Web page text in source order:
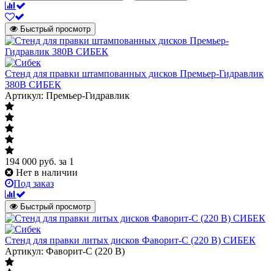
Быстрый просмотр
Стенд для правки штампованных дисков Премьер-Гидравлик
380В СИБЕК
Артикул: Премьер-Гидравлик
194 000 руб. за 1
Нет в наличии
Под заказ
Быстрый просмотр
Стенд для правки литых дисков Фаворит-С (220 В) СИБЕК
Артикул: Фаворит-С (220 В)